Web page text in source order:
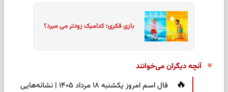
بازی فکری؛ کدامیک زودتر می میرد؟
آنچه دیگران می‌خوانند
فال اسم امروز یکشنبه ۱۸ مرداد ۱۴۰۵ | نشانه‌هایی